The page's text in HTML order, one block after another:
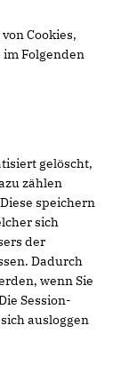
Cookies,
Folgenden
gelöscht,
zählen
speichern
sich
der
Dadurch
wenn Sie
Session-
ausloggen